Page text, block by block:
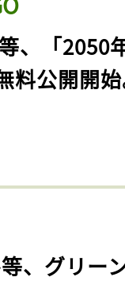
、「2050
料公開開
、グリー